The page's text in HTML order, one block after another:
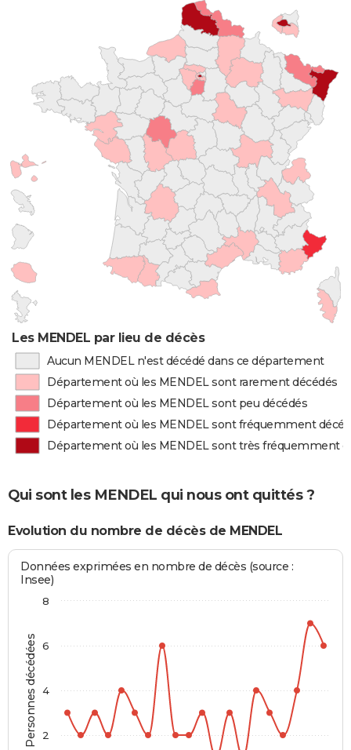
Les MENDEL par lieu de décès
Aucun MENDEL n'est décédé dans ce département
Département où les MENDEL sont rarement décédés
Département où les MENDEL sont peu décédés
Département où les MENDEL sont fréquemment
Département où les MENDEL sont très fréquemment
Qui sont les MENDEL qui nous ont quittés ?
Evolution du nombre de décès de MENDEL
Personnes décédées
Données exprimées en nombre de décès (source :
Insee)
2
4
6
8